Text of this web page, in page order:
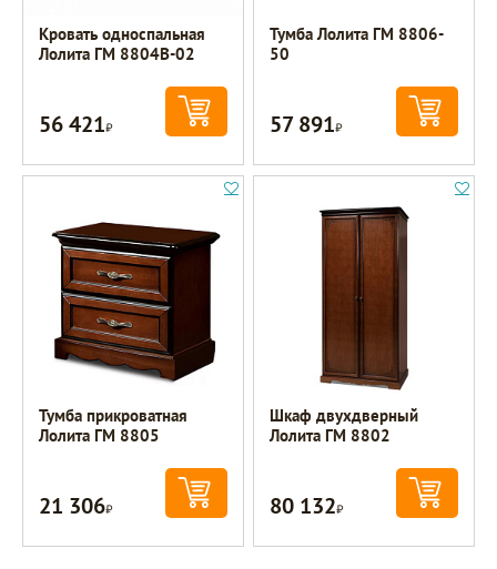
Кровать односпальная
Лолита ГМ 8804В-02
56 421Р
Тумба Лолита ГМ 8806-
50
57 891Р
Тумба прикроватная
Лолита ГМ 8805
21 306Р
Шкаф двухдверный
Лолита ГМ 8802
80 132Р